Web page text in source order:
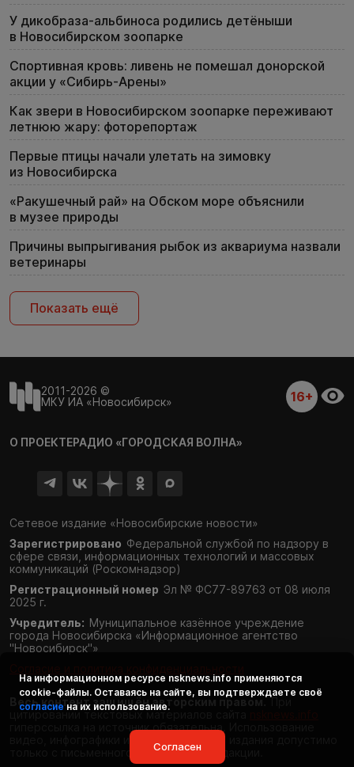
У дикобраза-альбиноса родились детёныши
в Новосибирском зоопарке
Спортивная кровь: ливень не помешал донорской
акции у «Сибирь-Арены»
Как звери в Новосибирском зоопарке переживают
летнюю жару: фоторепортаж
Первые птицы начали улетать на зимовку
из Новосибирска
«Ракушечный рай» на Обском море объяснили
в музее природы
Причины выпрыгивания рыбок из аквариума назвали
ветеринары
Показать ещё
2011-2026 ©
МКУ ИА «Новосибирск»
16+
О ПРОЕКТЕРАДИО «ГОРОДСКАЯ ВОЛНА»
Сетевое издание «Новосибирские новости»
Зарегистрировано Федеральной службой по надзору в
сфере связи, информационных технологий и массовых
коммуникаций (Роскомнадзор)
Регистрационный номер Эл № ФС77-89763 от 08 июля
2025 г.
Учредитель: Муниципальное казённое учреждение
города Новосибирска «Информационное агентство
"Новосибирск"»
Весь контент защищён авторским правом. При
цитировании текстовых материалов сайта
гиперссылка на источник обязательна. Использование
видео, инфографики и фотоматериалов издания допустимо
только с письменного разрешения редакции.
На информационном ресурсе nsknews.info применяются
cookie-файлы. Оставаясь на сайте, вы подтверждаете своё
согласие на их использование.
Согласен